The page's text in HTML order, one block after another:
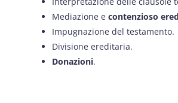
Mediazione e contenzioso
Impugnazione del testamento.
Divisione ereditaria.
Donazioni.